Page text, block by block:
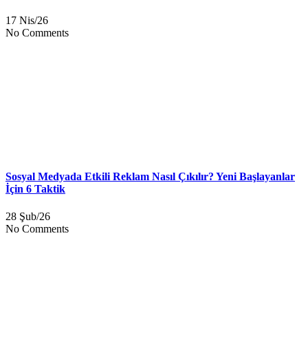
17 Nis/26
No Comments
Sosyal Medyada Etkili Reklam Nasıl Çıkılır? Yeni Başlayanlar
İçin 6 Taktik
28 Şub/26
No Comments